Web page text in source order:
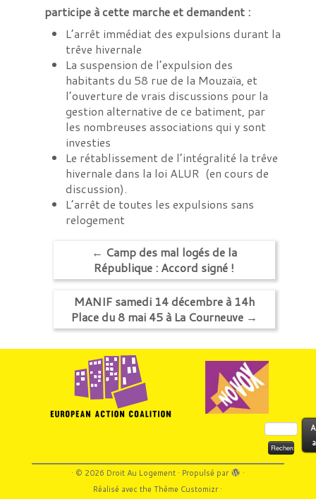
participe à cette marche et demandent :
L’arrêt immédiat des expulsions durant la
trêve hivernale
La suspension de l’expulsion des
habitants du 58 rue de la Mouzaïa, et
l’ouverture de vrais discussions pour la
gestion alternative de ce batiment, par
les nombreuses associations qui y sont
investies
Le rétablissement de l’intégralité la trêve
hivernale dans la loi ALUR (en cours de
discussion).
L’arrêt de toutes les expulsions sans
relogement
← Camp des mal logés de la
République : Accord signé !
MANIF samedi 14 décembre à 14h
Place du 8 mai 45 à La Courneuve →
Rechercher :
· © 2026 Droit Au Logement· Propulsé par
·
Réalisé avec theThème Customizr·